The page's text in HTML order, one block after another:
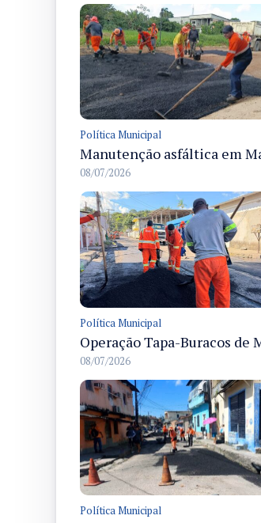
Política Municipal
08/07/2026
Política Municipal
08/07/2026
Política Municipal